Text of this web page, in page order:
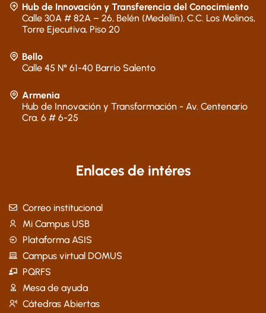
Hub de Innovación y Transferencia del Conocimiento
Calle 30A # 82A – 26, Belén (Medellín), C.C. Los Molinos,
Torre Ejecutiva, Piso 20
Bello
Calle 45 N° 61-40 Barrio Salento
Armenia
Hub de Innovación y Transformación - Av. Centenario
Cra. 6 # 6-25
Enlaces de intéres
Correo institucional
Mi Campus USB
Plataforma ASIS
Campus virtual DOMUS
PQRFS
Mesa de ayuda
Cátedras Abiertas